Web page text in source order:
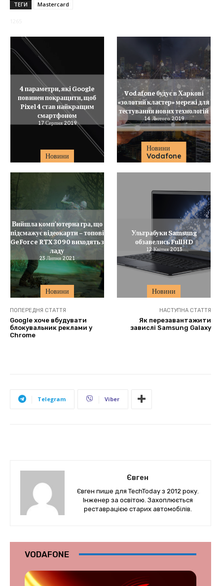
ТЕГИ Mastercard
Новини
4 параметри, які Google
повинен покращити, щоб
Pixel 4 став найкращим
смартфоном
17 Серпня 2019
Новини
Vodafone
Vodafone будує в Харкові
«золотий кластер» мережі для
тестування нових технологій
14 Лютого 2019
Новини
Вийшла комп’ютерна гра, що
підсмажує відеокарти – топові
GeForce RTX 3090 виходять з
ладу
23 Липня 2021
Новини
Ультрабуки Samsung
обзавелись FullHD
12 Квітня 2013
ПОПЕРЕДНЯ СТАТТЯ
Google хоче вбудувати
блокувальник реклами у
Chrome
НАСТУПНА СТАТТЯ
Як перезавантажити
завислі Samsung Galaxy
Telegram Viber
Євген
Євген пише для TechToday з 2012 року.
Інженер за освітою. Захоплюється
реставрацією старих автомобілів.
VODAFONE